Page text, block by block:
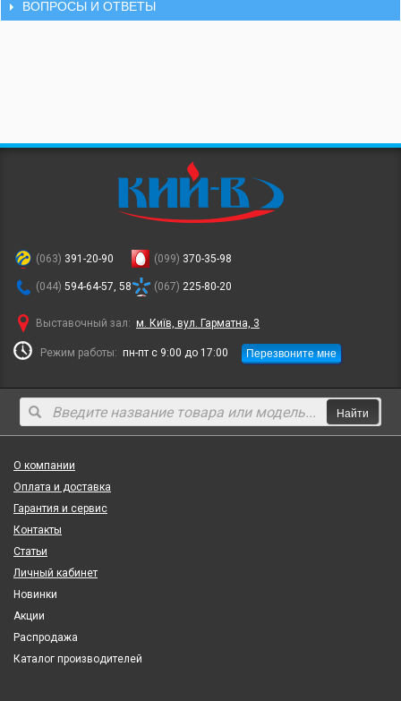
ВОПРОСЫ И ОТВЕТЫ
(063) 391-20-90
(044) 594-64-57, 58
(099) 370-35-98
(067) 225-80-20
Выставочный зал: м. Київ, вул. Гарматна, 3
Режим работы: пн-пт с 9:00 до 17:00 Перезвоните мне
Найти
О компании
Оплата и доставка
Гарантия и сервис
Контакты
Статьи
Личный кабинет
Новинки
Акции
Распродажа
Каталог производителей